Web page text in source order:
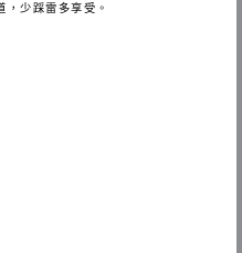
，少踩雷多享受。